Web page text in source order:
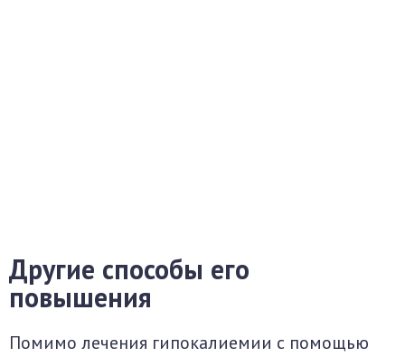
Другие способы его
повышения
Помимо лечения гипокалиемии с помощью